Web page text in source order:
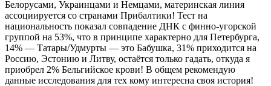
Белорусами, Украинцами и Немцами, материнская линия
ассоциируется со странами Прибалтики! Тест на
национальность показал совпадение ДНК с финно-угорской
группой на 53%, что в принципе характерно для Петербурга,
14% — Татары/Удмурты — это Бабушка, 31% приходится на
Россию, Эстонию и Литву, остаётся только гадать, откуда я
приобрел 2% Бельгийское крови! В общем рекомендую
данные исследования для тех кому интересна своя история!